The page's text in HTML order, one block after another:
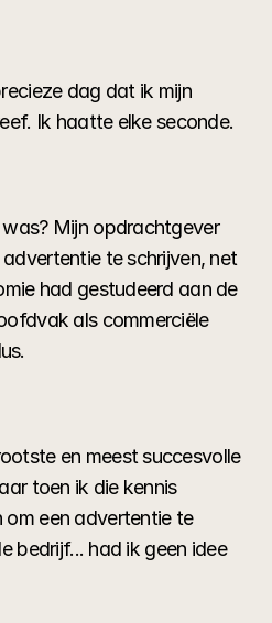
dag dat ik mijn
Ik haatte elke seconde.
Mijn opdrachtgever
te schrijven, net
had gestudeerd aan de
als commerciële
en meest succesvolle
toen ik die kennis
om een advertentie te
bedrijf... had ik geen idee